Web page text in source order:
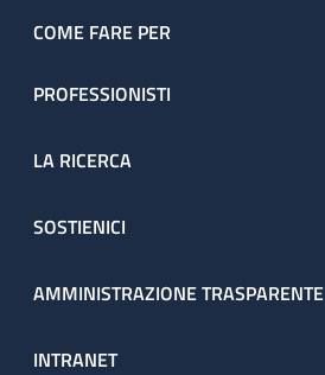
COME FARE PER
PROFESSIONISTI
LA RICERCA
SOSTIENICI
AMMINISTRAZIONE TRASPARENTE
INTRANET